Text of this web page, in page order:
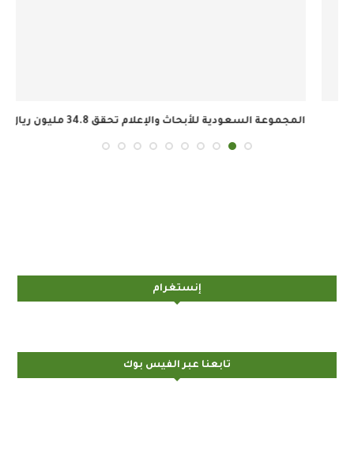
المجموعة السعودية للأبحاث والإعلام تحقق 34.8 مليون ريال...
إنستغرام
تابعنا عبر الفيس بوك